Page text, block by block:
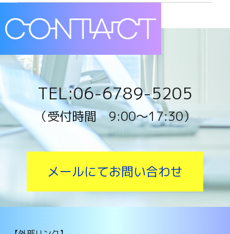
TEL:06-6789-5205
（受付時間 9:00〜17:30）
メールにてお問い合わせ